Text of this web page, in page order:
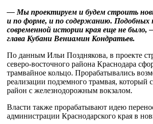
— Мы проектируем и будем строить
и по форме, и по содержанию. Подобных
современной истории края еще не было,
глава Кубани Вениамин Кондратьев.
По данным Ильи Позднякова, в проекте
северо-восточного района Краснодара
трамвайное кольцо. Прорабатывались
реализации подземного трамвая, который
район с железнодорожным вокзалом.
Власти также прорабатывают идею
администрации Краснодарского края в